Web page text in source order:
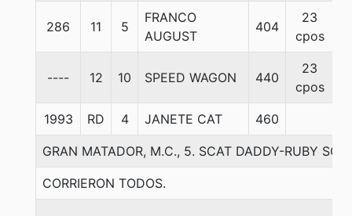
286 11 5
FRANCO
AUGUST
404
23
cpos
---- 12 10 SPEED WAGON 440
23
cpos
1993 RD 4 JANETE CAT 460
GRAN MATADOR, M.C., 5. SCAT DADDY-RUBY
CORRIERON TODOS.